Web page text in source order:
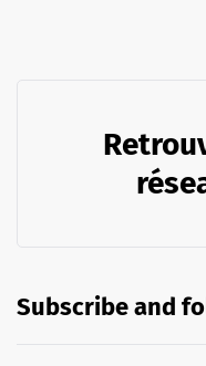
Subscribe and